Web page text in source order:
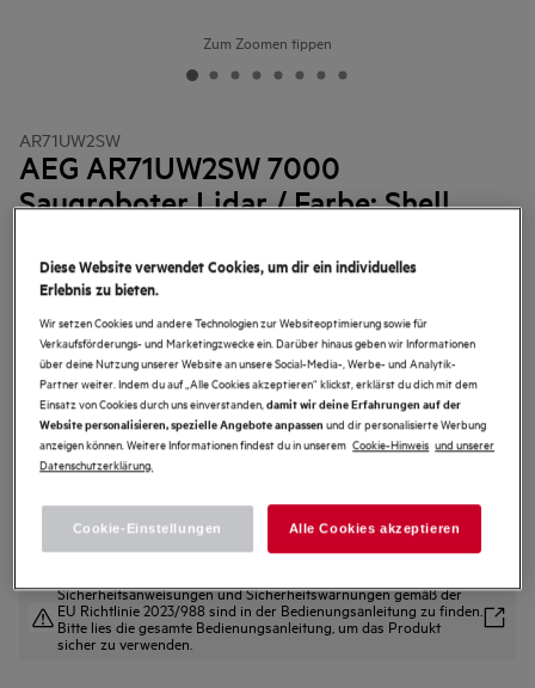
Zum Zoomen tippen
AR71UW2SW
AEG AR71UW2SW 7000
Saugroboter Lidar / Farbe: Shell
4.3 (38)
Vorteile
Präzises Saugen und Wischen in einem Schritt. Automatische
Selbstentleerung.
Präzise Lidar-Technologie für intelligente Navigation und individuelle
Reinigung.
Automatische Staubentleerung - weniger Kontakt zu Staub.
Sicherheitsanweisungen und Sicherheitswarnungen gemäß der
EU Richtlinie 2023/988 sind in der Bedienungsanleitung zu finden.
Bitte lies die gesamte Bedienungsanleitung, um das Produkt
sicher zu verwenden.
Diese Website verwendet Cookies, um dir ein individuelles
Erlebnis zu bieten.
Wir setzen Cookies und andere Technologien zur Websiteoptimierung sowie für
Verkaufsförderungs- und Marketingzwecke ein. Darüber hinaus geben wir Informationen
über deine Nutzung unserer Website an unsere Social-Media-, Werbe- und Analytik-
Partner weiter. Indem du auf „Alle Cookies akzeptieren“ klickst, erklärst du dich mit dem
Einsatz von Cookies durch uns einverstanden,damit wir deine Erfahrungen auf der
Website personalisieren, spezielle Angebote anpassen und dir personalisierte Werbung
anzeigen können. Weitere Informationen findest du in unserem Cookie-Hinweis und unserer
Datenschutzerklärung.
Cookie-Einstellungen Alle Cookies akzeptieren